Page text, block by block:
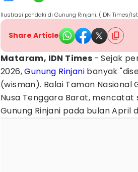
Ilustrasi pendaki di Gunung Rinjani. (IDN Times/
Share Article
Mataram, IDN Times - Sejak
2026,Gunung Rinjani banyak
(wisman). Balai Taman Nasional
Nusa Tenggara Barat, mencatat
Gunung Rinjani pada bulan April